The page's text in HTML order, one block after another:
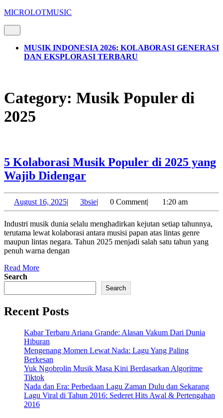
Skip
Skip
content
MICROLOTMUSIC
Button
MUSIK INDONESIA 2026: KOLABORASI GENERASI
DAN EKSPLORASI TERBARU
Category: Musik Populer di
2025
5 Kolaborasi Musik Populer di 2025 yang
Wajib Didengar5
Musik
Populer
di
2025
Didengar
August 16, 2025August
16,
2025
| 3bsie3bsie
| 0 Comment| 1:20 am
Industri musik dunia selalu menghadirkan kejutan setiap tahunnya,
terutama lewat kolaborasi antara musisi papan atas lintas genre
maupun lintas negara. Tahun 2025 menjadi salah satu tahun yang
penuh warna dengan
Read MoreRead
Search
Search
Recent Posts
Kabar Terbaru Ariana Grande: Alasan Vakum Dari Dunia
Hiburan
Mengenang Momen Lewat Nada: Lagu Yang Paling
Berkesan
Yuk Ngobrolin Musik Masa Kini Berdasarkan Algoritme
Tiktok
Nada dan Era: Perbedaan Lagu Zaman Dulu dan Sekarang
Lagu Viral di Tahun 2016: Sederet Hits Awal & Pertengahan
2016